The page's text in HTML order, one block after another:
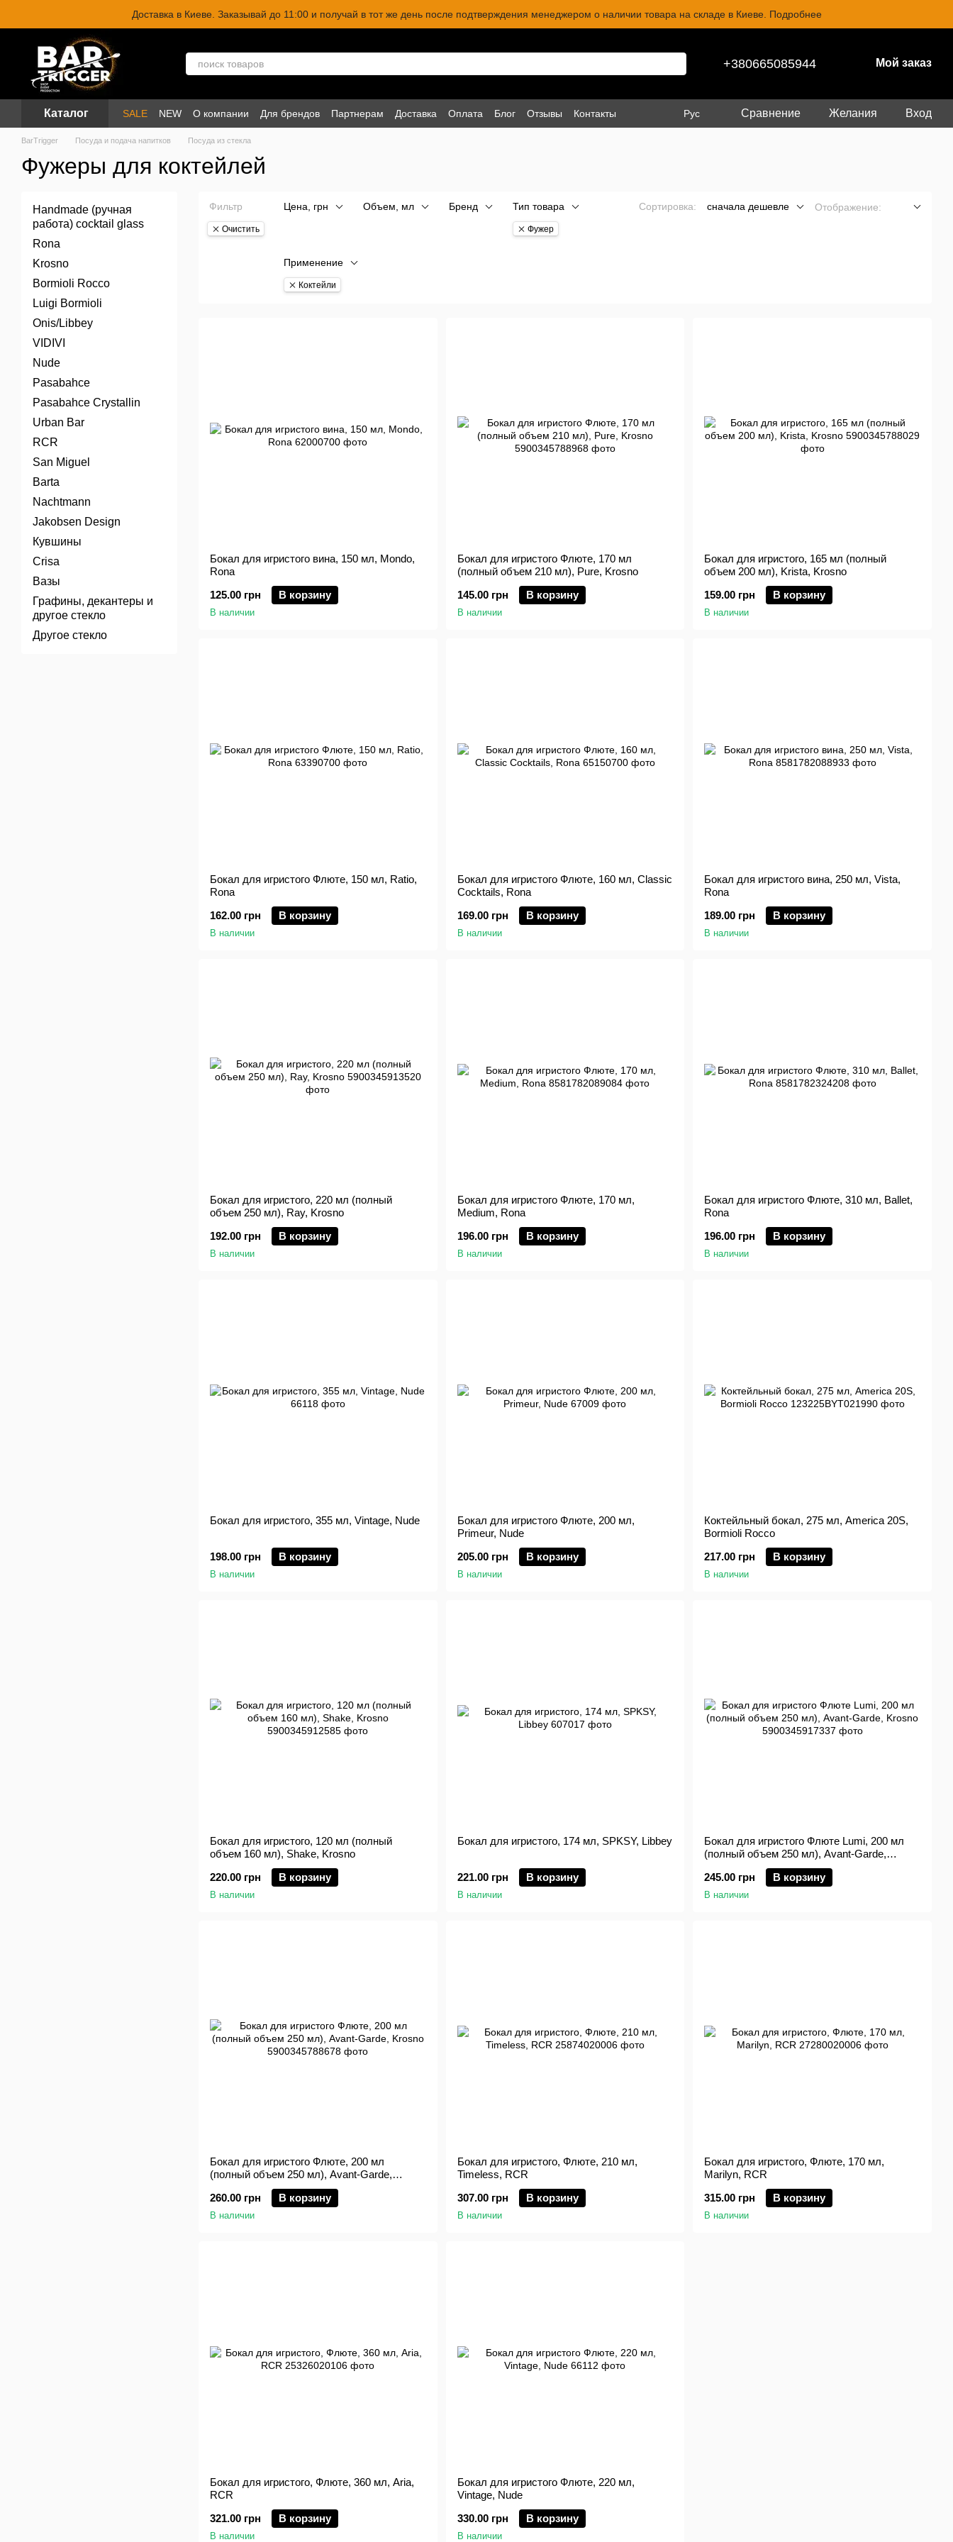
Перейти к основному контентуДоставка в Киеве. Заказывай до 11:00 и получай в тот же день после подтверждения менеджером о наличии товара на складе в Киеве. Подробнее
+380665085944 Мой заказ
Каталог SALE NEW О компании Для брендов Партнерам Доставка Оплата Блог Отзывы Контакты Рус Сравнение Желания Вход
BarTrigger Посуда и подача напитков Посуда из стекла
Фужеры для коктейлей
Фильтр
Очистить
Цена, грн Объем, мл Бренд Тип товара
Фужер
Применение
Коктейли
Сортировка: сначала дешевле Отображение:
Бокал для игристого вина, 150 мл, Mondo,
Rona
125.00 грн
В корзину
В наличии
Бокал для игристого Флюте, 170 мл
(полный объем 210 мл), Pure, Krosno
145.00 грн
В корзину
В наличии
Бокал для игристого, 165 мл (полный
объем 200 мл), Krista, Krosno
159.00 грн
В корзину
В наличии
Бокал для игристого Флюте, 150 мл, Ratio,
Rona
162.00 грн
В корзину
В наличии
Бокал для игристого Флюте, 160 мл, Classic
Cocktails, Rona
169.00 грн
В корзину
В наличии
Бокал для игристого вина, 250 мл, Vista,
Rona
189.00 грн
В корзину
В наличии
Бокал для игристого, 220 мл (полный
объем 250 мл), Ray, Krosno
192.00 грн
В корзину
В наличии
Бокал для игристого Флюте, 170 мл,
Medium, Rona
196.00 грн
В корзину
В наличии
Бокал для игристого Флюте, 310 мл, Ballet,
Rona
196.00 грн
В корзину
В наличии
Бокал для игристого, 355 мл, Vintage, Nude
198.00 грн В корзину
В наличии
Бокал для игристого Флюте, 200 мл,
Primeur, Nude
205.00 грн
В корзину
В наличии
Коктейльный бокал, 275 мл, America 20S,
Bormioli Rocco
217.00 грн
В корзину
В наличии
Бокал для игристого, 120 мл (полный
объем 160 мл), Shake, Krosno
220.00 грн
В корзину
В наличии
Бокал для игристого, 174 мл, SPKSY, Libbey
221.00 грн В корзину
В наличии
Бокал для игристого Флюте Lumi, 200 мл
(полный объем 250 мл), Avant-Garde,
245.00 грн
В корзину
В наличии
Бокал для игристого Флюте, 200 мл
(полный объем 250 мл), Avant-Garde,
260.00 грн
В корзину
В наличии
Бокал для игристого, Флюте, 210 мл,
Timeless, RCR
307.00 грн
В корзину
В наличии
Бокал для игристого, Флюте, 170 мл,
Marilyn, RCR
315.00 грн
В корзину
В наличии
Бокал для игристого, Флюте, 360 мл, Aria,
RCR
321.00 грн
В корзину
В наличии
Бокал для игристого Флюте, 220 мл,
Vintage, Nude
330.00 грн
В корзину
В наличии
Handmade (ручная
работа) cocktail glass
Rona
Krosno
Bormioli Rocco
Luigi Bormioli
Onis/Libbey
VIDIVI
Nude
Pasabahce
Pasabahce Crystallin
Urban Bar
RCR
San Miguel
Barta
Nachtmann
Jakobsen Design
Кувшины
Crisa
Вазы
Графины, декантеры и
другое стекло
Другое стекло